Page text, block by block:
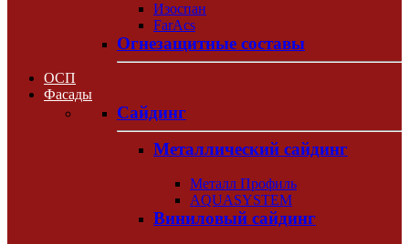
Изоспан
FarAcs
Огнезащитные составы
ОСП
Фасады
Сайдинг
Металлический сайдинг
Металл Профиль
AQUASYSTEM
Виниловый сайдинг